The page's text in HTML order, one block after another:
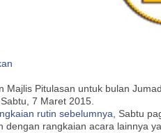
Majlis Pitulasan untuk bulan
7 Maret 2015.
rutin sebelumnya, Sabtu
dengan rangkaian acara lainnya